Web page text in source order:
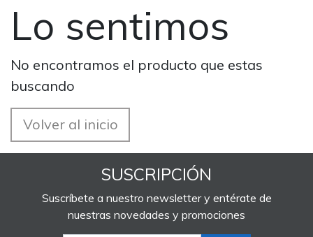
Lo sentimos
No encontramos el producto que estas
buscando
Volver al inicio
SUSCRIPCIÓN
Suscríbete a nuestro newsletter y entérate de
nuestras novedades y promociones